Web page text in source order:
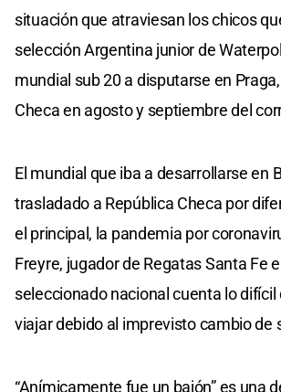
situación que atraviesan los chicos
selección Argentina junior de
mundial sub 20 a disputarse en
Checa en agosto y septiembre del
El mundial que iba a desarrollarse en
trasladado a República Checa por
el principal, la pandemia por
Freyre, jugador de Regatas Santa Fe
seleccionado nacional cuenta lo difícil
viajar debido al imprevisto cambio de
“Anímicamente fue un bajón” es una